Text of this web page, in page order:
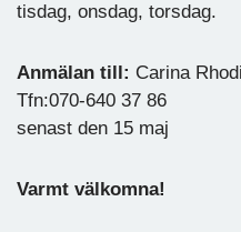
tisdag, onsdag, torsdag.
Anmälan till: Carina
Tfn:070-640 37 86
senast den 15 maj
Varmt välkomna!